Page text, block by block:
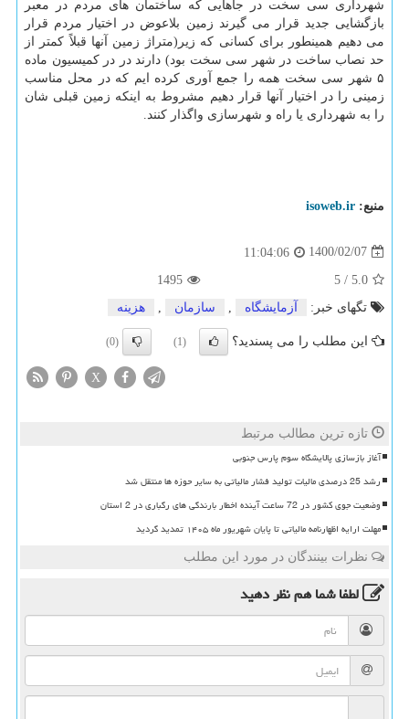
شهرداری سی سخت در جاهایی که ساختمان های مردم در معبر
بازگشایی جدید قرار می گیرند زمین بلاعوض در اختیار مردم قرار
می دهیم همینطور برای کسانی که زیر(متراژ زمین آنها قبلاً کمتر از
حد نصاب ساخت در شهر سی سخت بود) دارند در در کمیسیون ماده
۵ شهر سی سخت همه را جمع آوری کرده ایم که در محل مناسب
زمینی را در اختیار آنها قرار دهیم مشروط به اینکه زمین قبلی شان
را به شهرداری یا راه و شهرسازی واگذار کنند.
منبع: isoweb.ir
1400/02/07
11:04:06
5.0
/
5
1495
تگهای خبر:
آزمایشگاه , سازمان , هزینه
این مطلب را می پسندید؟ (1)
(0)
X
تازه ترین مطالب مرتبط
آغاز بازسازی پالایشگاه سوم پارس جنوبی
رشد 25 درصدی مالیات تولید فشار مالیاتی به سایر حوزه ها منتقل شد
وضعیت جوی کشور در 72 ساعت آینده اخطار بارندگی های رگباری در 2 استان
مهلت ارایه اظهارنامه مالیاتی تا پایان شهریور ماه ۱۴۰۵ تمدید گردید
نظرات بینندگان در مورد این مطلب
لطفا شما همنظر دهید